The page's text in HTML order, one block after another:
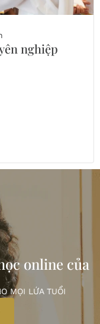
nghiệp
online của
MỌI LỨA TUỔI